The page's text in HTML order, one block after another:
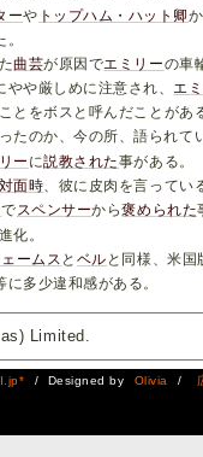
ーや トップハム・ハット卿
曲芸が原因でエミリーの車
やや厳しめに注意され、 エ
とをボスと呼んだことがあ
たのか、今の所、語られて
ー に説教された事がある。
面時 、彼に皮肉を言ってい
で スペンサーから褒められた
化。
ームス と ベル と同様、米国
多少違和感がある。
Limited.
/ Designed by Olivia /